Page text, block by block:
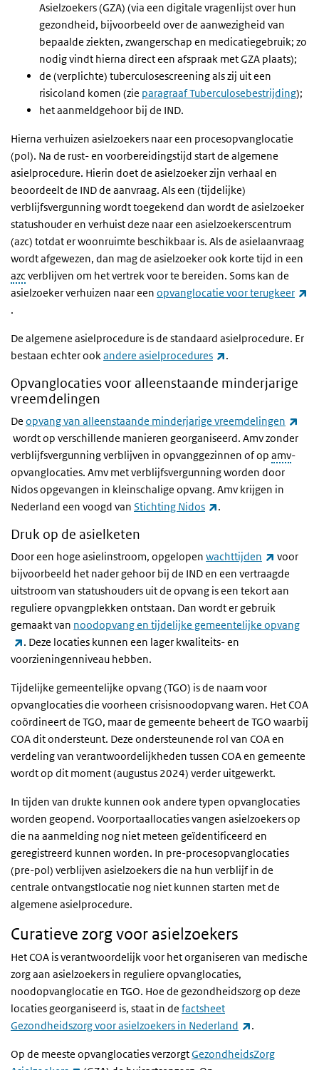
Asielzoekers (GZA) (via een digitale vragenlijst over hun
gezondheid, bijvoorbeeld over de aanwezigheid van
bepaalde ziekten, zwangerschap en medicatiegebruik; zo
nodig vindt hierna direct een afspraak met GZA plaats);
de (verplichte) tuberculosescreening als zij uit een
risicoland komen (zie paragraaf Tuberculosebestrijding);
het aanmeldgehoor bij de IND.
Hierna verhuizen asielzoekers naar een procesopvanglocatie
(pol). Na de rust- en voorbereidingstijd start de algemene
asielprocedure. Hierin doet de asielzoeker zijn verhaal en
beoordeelt de IND de aanvraag. Als een (tijdelijke)
verblijfsvergunning wordt toegekend dan wordt de asielzoeker
statushouder en verhuist deze naar een asielzoekerscentrum
(azc) totdat er woonruimte beschikbaar is. Als de asielaanvraag
wordt afgewezen, dan mag de asielzoeker ook korte tijd in een
azc verblijven om het vertrek voor te bereiden. Soms kan de
asielzoeker verhuizen naar een opvanglocatie voor terugkeer
(externe link)
.
De algemene asielprocedure is de standaard asielprocedure. Er
bestaan echter ookandere asielprocedures (externe link)
.
Opvanglocaties voor alleenstaande minderjarige
vreemdelingen
De opvang van alleenstaande minderjarige vreemdelingen
(externe link)
wordt op verschillende manieren georganiseerd. Amv zonder
verblijfsvergunning verblijven in opvanggezinnen of op amv-
opvanglocaties. Amv met verblijfsvergunning worden door
Nidos opgevangen in kleinschalige opvang. Amv krijgen in
Nederland een voogd van Stichting Nidos (externe link)
.
Druk op de asielketen
Door een hoge asielinstroom, opgelopen wachttijden (externe
voor
bijvoorbeeld het nader gehoor bij de IND en een vertraagde
uitstroom van statushouders uit de opvang is een tekort aan
reguliere opvangplekken ontstaan. Dan wordt er gebruik
gemaakt van noodopvang en tijdelijke gemeentelijke opvang
(externe link)
. Deze locaties kunnen een lager kwaliteits- en
voorzieningenniveau hebben.
Tijdelijke gemeentelijke opvang (TGO) is de naam voor
opvanglocaties die voorheen crisisnoodopvang waren. Het COA
coördineert de TGO, maar de gemeente beheert de TGO waarbij
COA dit ondersteunt. Deze ondersteunende rol van COA en
verdeling van verantwoordelijkheden tussen COA en gemeente
wordt op dit moment (augustus 2024) verder uitgewerkt.
In tijden van drukte kunnen ook andere typen opvanglocaties
worden geopend. Voorportaallocaties vangen asielzoekers op
die na aanmelding nog niet meteen geïdentificeerd en
geregistreerd kunnen worden. In pre-procesopvanglocaties
(pre-pol) verblijven asielzoekers die na hun verblijf in de
centrale ontvangstlocatie nog niet kunnen starten met de
algemene asielprocedure.
Curatieve zorg voor asielzoekers
Het COA is verantwoordelijk voor het organiseren van medische
zorg aan asielzoekers in reguliere opvanglocaties,
noodopvanglocatie en TGO. Hoe de gezondheidszorg op deze
locaties georganiseerd is, staat in de factsheet
Gezondheidszorg voor asielzoekers in Nederland
(externe link)
.
Op de meeste opvanglocaties verzorgtGezondheidsZorg